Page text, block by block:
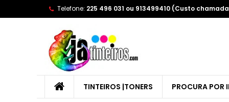
Telefone: 225 496 031 ou 913499410 (Custo
TINTEIROS |TONERS PROCURA POR